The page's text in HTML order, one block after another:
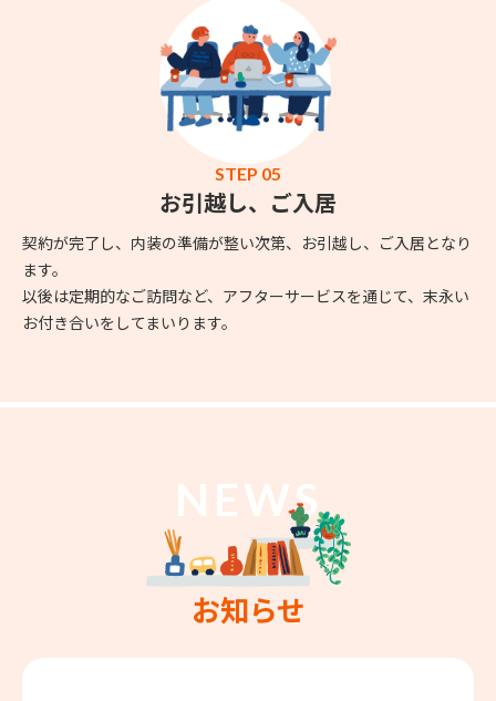
STEP 05
お引越し、ご入居
契約が完了し、内装の準備が整い次第、お引越し、ご入居となり
ます。
以後は定期的なご訪問など、アフターサービスを通じて、末永い
お付き合いをしてまいります。
NEWS
お知らせ